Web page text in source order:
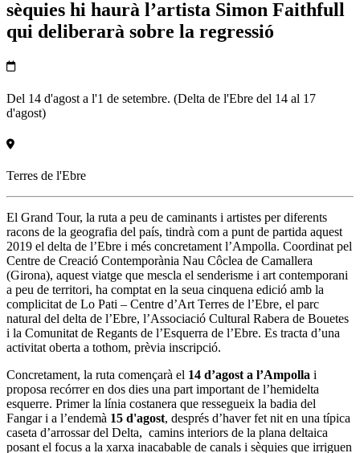
sèquies hi haurà l’artista Simon Faithfull
qui deliberarà sobre la regressió
Del 14 d'agost a l'1 de setembre. (Delta de l'Ebre del 14 al 17
d'agost)
Terres de l'Ebre
El Grand Tour, la ruta a peu de caminants i artistes per diferents
racons de la geografia del país, tindrà com a punt de partida aquest
2019 el delta de l’Ebre i més concretament l’Ampolla. Coordinat pel
Centre de Creació Contemporània Nau Côclea de Camallera
(Girona), aquest viatge que mescla el senderisme i art contemporani
a peu de territori, ha comptat en la seua cinquena edició amb la
complicitat de Lo Pati – Centre d’Art Terres de l’Ebre, el parc
natural del delta de l’Ebre, l’Associació Cultural Rabera de Bouetes
i la Comunitat de Regants de l’Esquerra de l’Ebre. Es tracta d’una
activitat oberta a tothom, prèvia inscripció.
Concretament, la ruta començarà el 14 d’agost a l’Ampolla i
proposa recórrer en dos dies una part important de l’hemidelta
esquerre. Primer la línia costanera que ressegueix la badia del
Fangar i a l’endemà 15 d'agost, després d’haver fet nit en una típica
caseta d’arrossar del Delta, camins interiors de la plana deltaica
posant el focus a la xarxa inacabable de canals i sèquies que irriguen